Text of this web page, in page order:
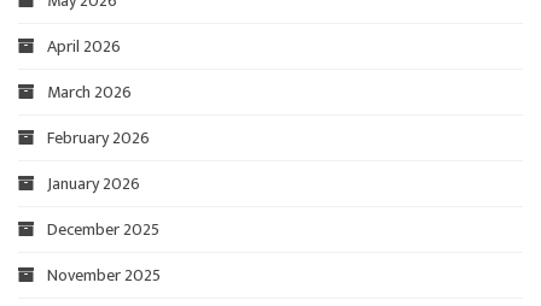
April 2026
March 2026
February 2026
January 2026
December 2025
November 2025